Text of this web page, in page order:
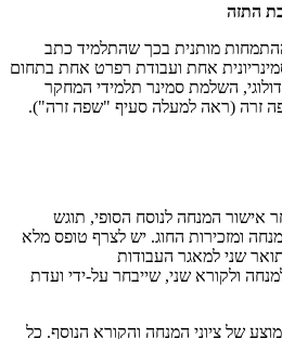
התזה
מותנית בכך שהתלמיד כתב
אחת ועבודת רפרט אחת בתחום
השלמת סמינר תלמידי המחקר
זרה (ראה למעלה סעיף "שפה זרה").
אישור המנחה לנוסח הסופי, תוגש
ומזכירות החוג. יש לצרף טופס מלא
שני למאגר העבודות
ולקורא שני, שייבחר על-ידי ועדת
של ציוני המנחה והקורא הנוסף. כל